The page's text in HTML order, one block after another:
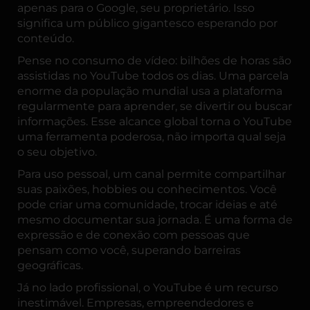
apenas para o Google, seu proprietário. Isso
significa um público gigantesco esperando por
conteúdo.
Pense no consumo de vídeo: bilhões de horas são
assistidas no YouTube todos os dias. Uma parcela
enorme da população mundial usa a plataforma
regularmente para aprender, se divertir ou buscar
informações. Esse alcance global torna o YouTube
uma ferramenta poderosa, não importa qual seja
o seu objetivo.
Para uso pessoal, um canal permite compartilhar
suas paixões, hobbies ou conhecimentos. Você
pode criar uma comunidade, trocar ideias e até
mesmo documentar sua jornada. É uma forma de
expressão e de conexão com pessoas que
pensam como você, superando barreiras
geográficas.
Já no lado profissional, o YouTube é um recurso
inestimável. Empresas, empreendedores e